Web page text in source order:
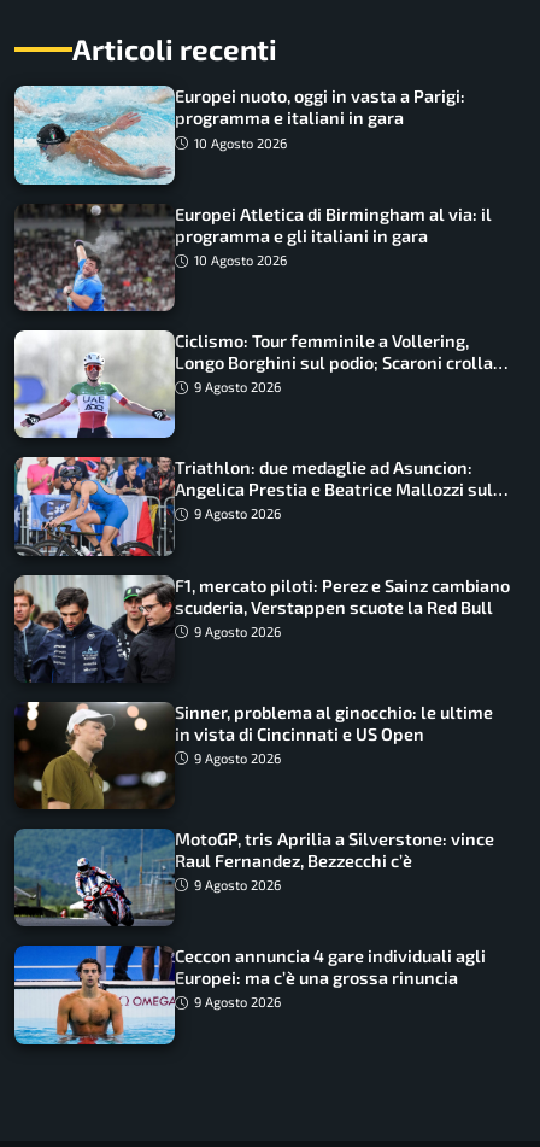
Articoli recenti
Europei nuoto, oggi in vasta a Parigi:
programma e italiani in gara
10 Agosto 2026
Europei Atletica di Birmingham al via: il
programma e gli italiani in gara
10 Agosto 2026
Ciclismo: Tour femminile a Vollering,
Longo Borghini sul podio; Scaroni crolla
in Polonia
9 Agosto 2026
Triathlon: due medaglie ad Asuncion:
Angelica Prestia e Beatrice Mallozzi sul
podio
9 Agosto 2026
F1, mercato piloti: Perez e Sainz cambiano
scuderia, Verstappen scuote la Red Bull
9 Agosto 2026
Sinner, problema al ginocchio: le ultime
in vista di Cincinnati e US Open
9 Agosto 2026
MotoGP, tris Aprilia a Silverstone: vince
Raul Fernandez, Bezzecchi c’è
9 Agosto 2026
Ceccon annuncia 4 gare individuali agli
Europei: ma c’è una grossa rinuncia
9 Agosto 2026